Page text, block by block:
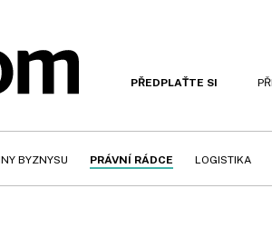
PŘEDPLAŤTE SI
BYZNYSU PRÁVNÍ RÁDCE LOGISTIKA